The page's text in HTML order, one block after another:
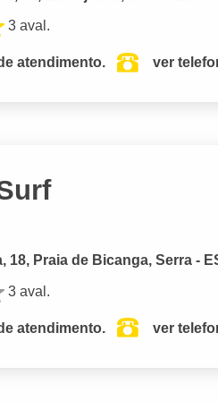
3 aval.
atendimento. ver
18, Praia de Bicanga, Serra -
3 aval.
atendimento. ver